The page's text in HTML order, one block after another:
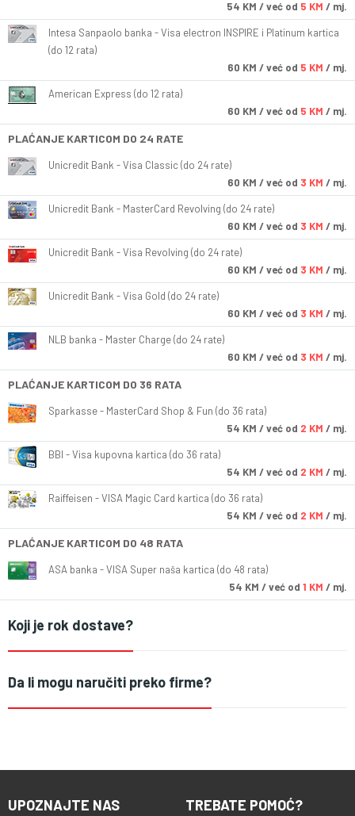
54 KM / već od 5 KM / mj.
Intesa Sanpaolo banka - Visa electron INSPIRE i Platinum kartica
(do 12 rata)
60 KM / već od 5 KM / mj.
American Express (do 12 rata)
60 KM / već od 5 KM / mj.
PLAĆANJE KARTICOM DO 24 RATE
Unicredit Bank - Visa Classic (do 24 rate)
60 KM / već od 3 KM / mj.
Unicredit Bank - MasterCard Revolving (do 24 rate)
60 KM / već od 3 KM / mj.
Unicredit Bank - Visa Revolving (do 24 rate)
60 KM / već od 3 KM / mj.
Unicredit Bank - Visa Gold (do 24 rate)
60 KM / već od 3 KM / mj.
NLB banka - Master Charge (do 24 rate)
60 KM / već od 3 KM / mj.
PLAĆANJE KARTICOM DO 36 RATA
Sparkasse - MasterCard Shop & Fun (do 36 rata)
54 KM / već od 2 KM / mj.
BBI - Visa kupovna kartica (do 36 rata)
54 KM / već od 2 KM / mj.
Raiffeisen - VISA Magic Card kartica (do 36 rata)
54 KM / već od 2 KM / mj.
PLAĆANJE KARTICOM DO 48 RATA
ASA banka - VISA Super naša kartica (do 48 rata)
54 KM / već od 1 KM / mj.
Koji je rok dostave?
Da li mogu naručiti preko firme?
UPOZNAJTE NAS TREBATE POMOĆ?